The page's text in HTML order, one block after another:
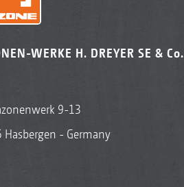
WERKE H. DREYER SE & Co.
9-13
Hasbergen - Germany